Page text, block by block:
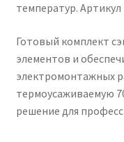
температур.
Готовый комплект
элементов и
электромонтажных
термоусаживаемую
решение для